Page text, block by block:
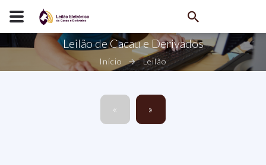
Leilão de Cacau e Derivados
Início Leilão
« »